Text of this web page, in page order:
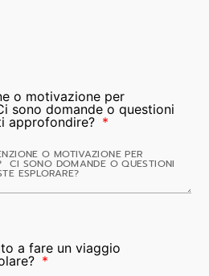
o motivazione per
sono domande o questioni
approfondire?
a fare un viaggio